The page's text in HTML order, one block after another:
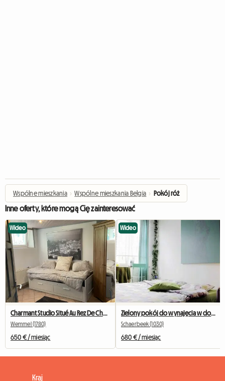
Wspólne mieszkania › Wspólne mieszkania Belgia › Pokój róż
Inne oferty, które mogą Cię zainteresować
Wideo
Charmant Studio Situé Au Rez De Chaussée
Wemmel (1780)
650 € / miesiąc
Wideo
Zielony pokój do wynajęcia w domu w Brukseli
Schaerbeek (1030)
680 € / miesiąc
Kraj